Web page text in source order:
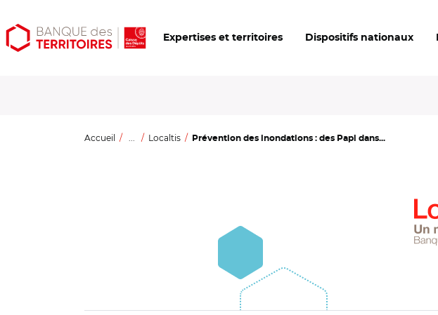
Aller
au
Aller
au
Ouvrir
les
Expertises et territoires Dispositifs nationaux
Accueil ... Localtis Prévention des inondations : des Papi dans...